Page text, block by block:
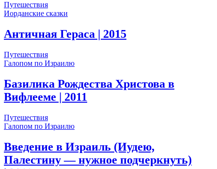
Путешествия
Иорданские сказки
Античная Гераса | 2015
Путешествия
Галопом по Израилю
Базилика Рождества Христова в
Вифлееме | 2011
Путешествия
Галопом по Израилю
Введение в Израиль (Иудею,
Палестину — нужное подчеркнуть)